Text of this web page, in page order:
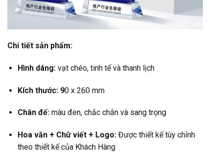
Chi tiết sản phẩm:
Hình dáng:vạt chéo, tinh tế và thanh lịch
Kích thước: 90 x 260 mm
Chân đế:màu đen, chắc chắn và sang trọng
Hoa văn + Chữ viết + Logo:Được thiết kế tùy chỉnh
theo thiết kế của Khách Hàng